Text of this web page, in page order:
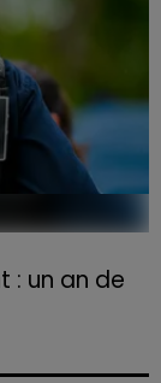
: un an de